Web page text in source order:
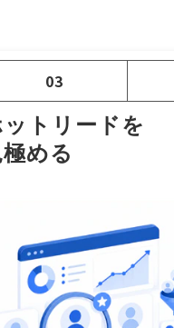
03
トリードを
極める